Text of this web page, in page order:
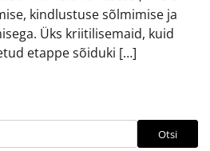
kindlustuse sõlmimise ja
Üks kriitilisemaid, kuid
etappe sõiduki […]
Otsi